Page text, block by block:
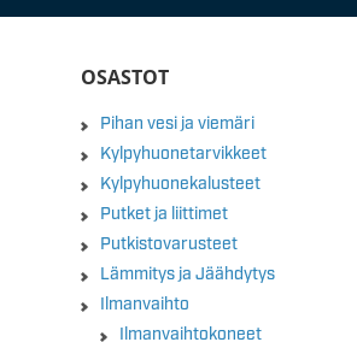
OSASTOT
Pihan vesi ja viemäri
Kylpyhuonetarvikkeet
Kylpyhuonekalusteet
Putket ja liittimet
Putkistovarusteet
Lämmitys ja Jäähdytys
Ilmanvaihto
Ilmanvaihtokoneet